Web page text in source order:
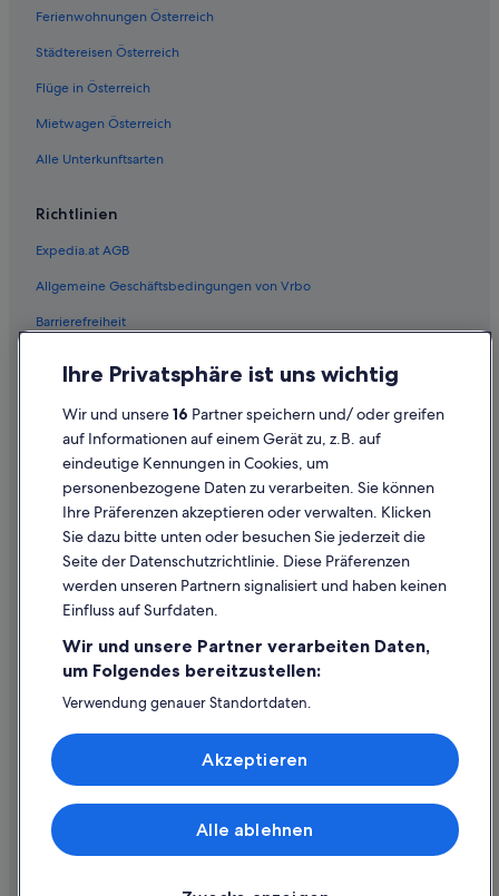
Ferienwohnungen Österreich
Städtereisen Österreich
Flüge in Österreich
Mietwagen Österreich
Alle Unterkunftsarten
Richtlinien
Expedia.at AGB
Allgemeine Geschäftsbedingungen von Vrbo
Barrierefreiheit
Rechtliche Hinweise/Kontakt
Inhaltsrichtlinien und Melden von Inhalten
Hilfe
Hilfe
Rückerstattungsprozess und Zeitrahmen
Buchen Sie einen Flug mit einer Gutschrift bei der Fluggesellschaft
Internationale Reisedokumente
© 2026 Expedia, Inc., ein Unternehmen der Expedia Group. Alle Rechte
vorbehalten. Expedia und das Expedia-Logo sind Handelsmarken oder
Ihre Privatsphäre ist uns wichtig
Wir und unsere16 Partner speichern und/ oder greifen
auf Informationen auf einem Gerät zu, z.B. auf
eindeutige Kennungen in Cookies, um
personenbezogene Daten zu verarbeiten. Sie können
Ihre Präferenzen akzeptieren oder verwalten. Klicken
Sie dazu bitte unten oder besuchen Sie jederzeit die
Seite der Datenschutzrichtlinie. Diese Präferenzen
werden unseren Partnern signalisiert und haben keinen
Einfluss auf Surfdaten.
Wir und unsere Partner verarbeiten Daten,
um Folgendes bereitzustellen:
Verwendung genauer Standortdaten.
Speichern von oder Zugriff auf Informationen auf einem
Endgerät. Personalisierte Werbung und Inhalte, Messung
von Werbeleistung und der Performance von Inhalten,
Liste der Partner (Lieferanten)
Alle ablehnen
Akzeptieren